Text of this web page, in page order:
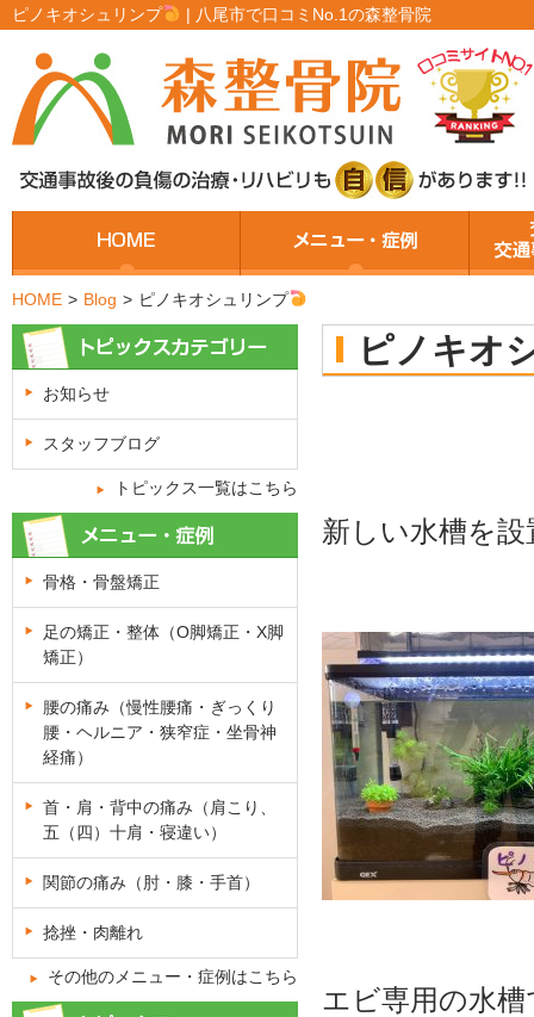
ピノキオシュリンプ | 八尾市で口コミNo.1の森整骨院
HOME > Blog > ピノキオシュリンプ
ピノキオ
新しい水槽を
エビ専用の水槽
お知らせ
スタッフブログ
トピックス一覧はこちら
骨格・骨盤矯正
足の矯正・整体（O脚矯正・X脚
矯正）
腰の痛み（慢性腰痛・ぎっくり
腰・ヘルニア・狭窄症・坐骨神
経痛）
首・肩・背中の痛み（肩こり、
五（四）十肩・寝違い）
関節の痛み（肘・膝・手首）
捻挫・肉離れ
その他のメニュー・症例はこちら